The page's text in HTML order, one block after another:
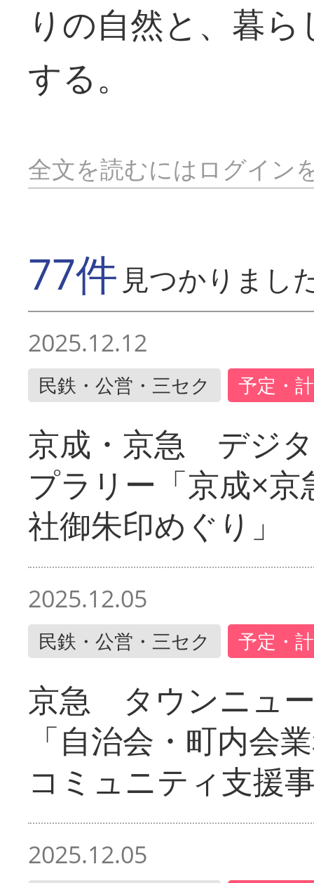
りの自然と、暮
する。
全文を読むにはログイン
77件 見つかりまし
2025.12.12
民鉄・公営・三セク 予定・
京成・京急 デジ
プラリー「京成×
社御朱印めぐり」
2025.12.05
民鉄・公営・三セク 予定・
京急 タウンニュ
「自治会・町内会
コミュニティ支援
2025.12.05